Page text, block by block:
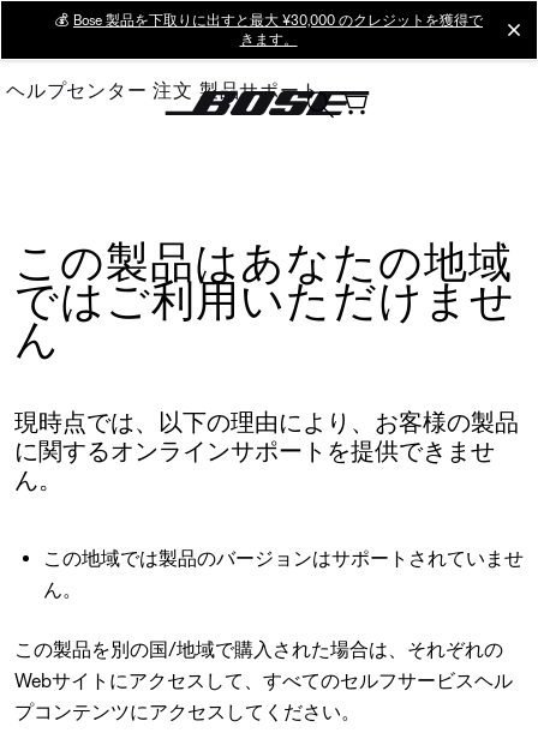
Main
💰 Bose 製品を下取りに出すと最大 ¥30,000 のクレジットを獲得で
きます。
ヘルプセンター 注文 製品サポート
この製品はあなたの地域
ではご利用いただけませ
ん
現時点では、以下の理由により、お客様の製品
に関するオンラインサポートを提供できませ
ん。
この地域では製品のバージョンはサポートされていませ
ん。
この製品を別の国/地域で購入された場合は、それぞれの
Webサイトにアクセスして、すべてのセルフサービスヘル
プコンテンツにアクセスしてください。